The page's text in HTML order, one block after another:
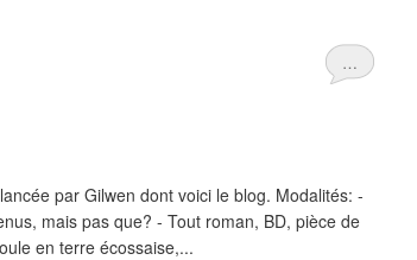
…
par Gilwen dont voici le blog. Modalités: -
mais pas que? - Tout roman, BD, pièce de
en terre écossaise,...